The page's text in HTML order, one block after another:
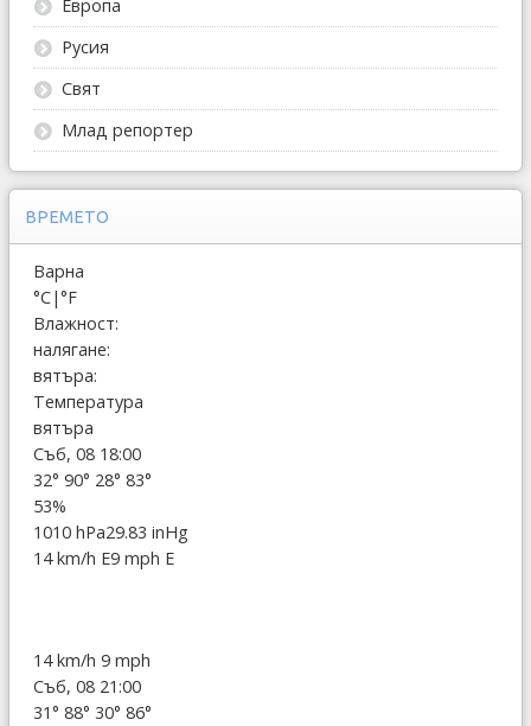
Европа
Русия
Свят
Млад репортер
ВРЕМЕТО
Варна
°C|°F
Влажност:
налягане:
вятъра:
Температура
вятъра
Съб, 08 18:00
32° 90° 28° 83°
53%
1010 hPa29.83 inHg
14 km/h E9 mph E
14 km/h 9 mph
Съб, 08 21:00
31° 88° 30° 86°